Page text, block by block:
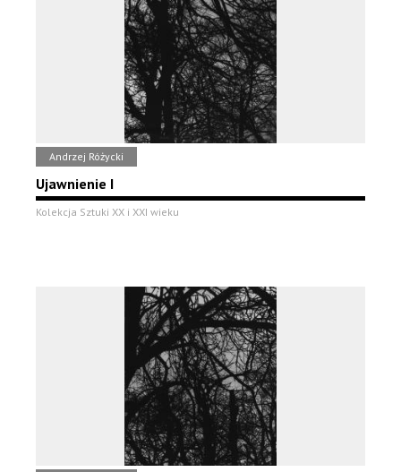
Andrzej Różycki
Ujawnienie I
Kolekcja Sztuki XX i XXI wieku